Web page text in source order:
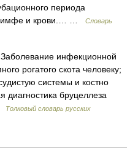
периода
лимфе и крови.… …
Словарь
инфекционной
рогатого скота человеку;
системы и костно
диагностика бруцеллеза
Толковый словарь русских